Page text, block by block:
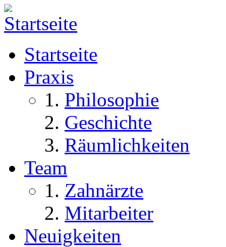
Skip to navigation
Direkt zum Inhalt
Startseite
Praxis
Philosophie
Geschichte
Räumlichkeiten
Team
Zahnärzte
Mitarbeiter
Neuigkeiten